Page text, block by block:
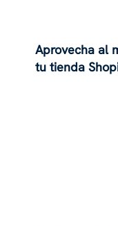
Aprovecha al
tu tienda